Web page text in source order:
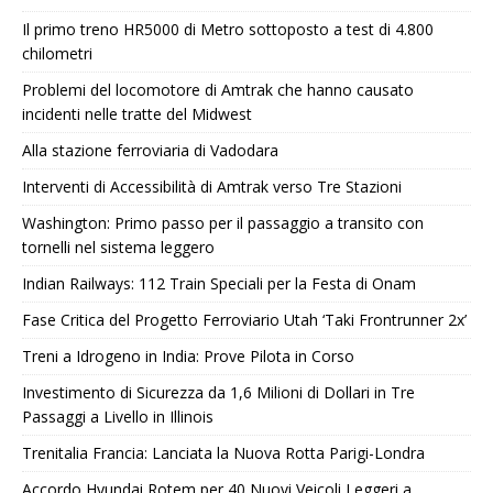
Il primo treno HR5000 di Metro sottoposto a test di 4.800
chilometri
Problemi del locomotore di Amtrak che hanno causato
incidenti nelle tratte del Midwest
Alla stazione ferroviaria di Vadodara
Interventi di Accessibilità di Amtrak verso Tre Stazioni
Washington: Primo passo per il passaggio a transito con
tornelli nel sistema leggero
Indian Railways: 112 Train Speciali per la Festa di Onam
Fase Critica del Progetto Ferroviario Utah ‘Taki Frontrunner 2x’
Treni a Idrogeno in India: Prove Pilota in Corso
Investimento di Sicurezza da 1,6 Milioni di Dollari in Tre
Passaggi a Livello in Illinois
Trenitalia Francia: Lanciata la Nuova Rotta Parigi-Londra
Accordo Hyundai Rotem per 40 Nuovi Veicoli Leggeri a